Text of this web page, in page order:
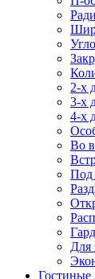
2-х
3-х
4-х
Во
Под
Для
Гостиные